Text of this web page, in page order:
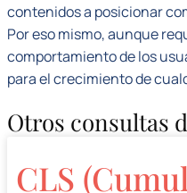
contenidos a posicionar
Por eso mismo, aunque
comportamiento de los
para el crecimiento de
Otros consultas
CLS